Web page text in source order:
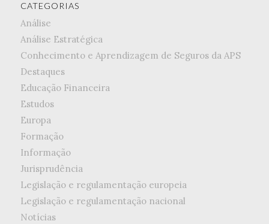
CATEGORIAS
Análise
Análise Estratégica
Conhecimento e Aprendizagem de Seguros da APS
Destaques
Educação Financeira
Estudos
Europa
Formação
Informação
Jurisprudência
Legislação e regulamentação europeia
Legislação e regulamentação nacional
Notícias